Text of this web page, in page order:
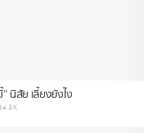
นิสัย เลี้ยงยังไง